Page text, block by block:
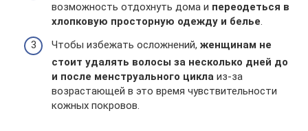
возможность отдохнуть дома и переодеться в
хлопковую просторную одежду и белье.
Чтобы избежать осложнений, женщинам не
стоит удалять волосы за несколько дней до
и после менструального цикла из-за
возрастающей в это время чувствительности
кожных покровов.